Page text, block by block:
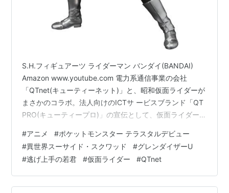
S.H.フィギュアーツ ライダーマン バンダイ(BANDAI)
Amazon www.youtube.com 電力系通信事業の会社
「QTnet(キューティーネット)」と、昭和仮面ライダーが
まさかのコラボ。法人向けのICTサ ービスブランド「QT
PRO(キューティープロ)」の宣伝として、仮面ライダーが
データ流出の危険から守るシステムを、会社を狙うショ
ッカーやデストロンと戦う仮面ライダーとして表現する
センスが愉快で楽しいですね。2種類あるCMも仮面ライ
ダー1号＆仮面ライダー2号のバージョン、仮面ライダー
V3＆ライダーマンのバージョンと別れている…
#アニメ #ポケットモンスター テラスタルデビュー
#異世界スーサイド・スクワッド #グレンダイザーU
#逃げ上手の若君 #仮面ライダー #QTnet